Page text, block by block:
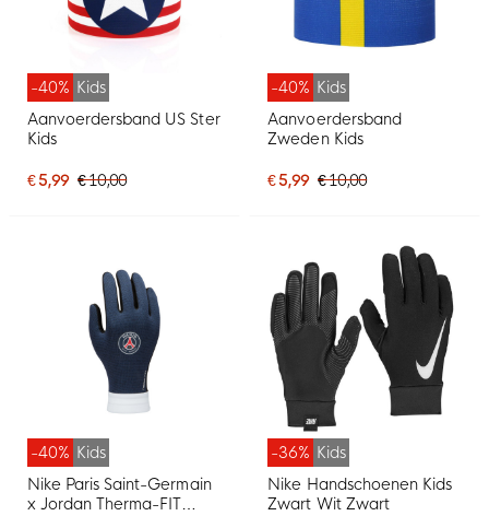
-40% Kids
Aanvoerdersband US Ster
Kids
€ 5,99 € 10,00
-40% Kids
Aanvoerdersband
Zweden Kids
€ 5,99 € 10,00
-40% Kids
Nike Paris Saint-Germain
x Jordan Therma-FIT
-36% Kids
Nike Handschoenen Kids
Zwart Wit Zwart